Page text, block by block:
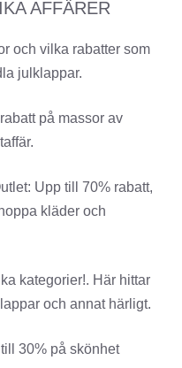
AFFÄRER
och vilka rabatter som
julklappar.
på massor av
Upp till 70% rabatt,
kläder och
kategorier!. Här hittar
och annat härligt.
30% på skönhet